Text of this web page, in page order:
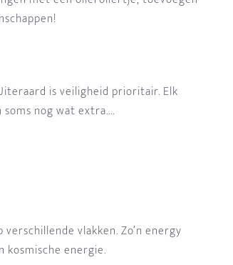
is veiligheid prioritair. Elk
nog wat extra....
vlakken. Zo’n energy
kosmische energie.